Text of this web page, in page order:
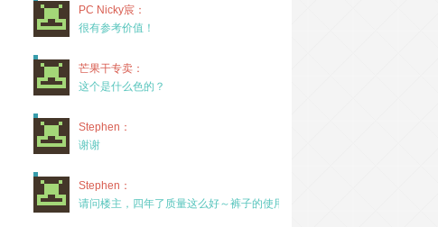
PC Nicky宸：
很有参考价值！
芒果干专卖：
这个是什么色的？
Stephen：
谢谢
Stephen：
请问楼主，四年了质量这么好～裤子的使用率高吗？